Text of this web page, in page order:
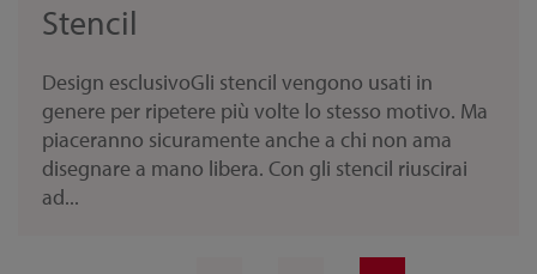
Stencil
Design esclusivoGli stencil vengono usati in
genere per ripetere più volte lo stesso motivo. Ma
piaceranno sicuramente anche a chi non ama
disegnare a mano libera. Con gli stencil riuscirai
ad...